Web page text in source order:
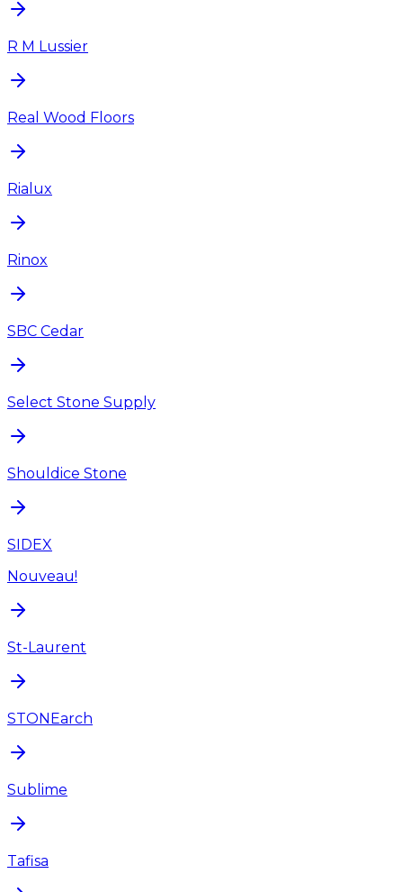
R M Lussier
Real Wood Floors
Rialux
Rinox
SBC Cedar
Select Stone Supply
Shouldice Stone
SIDEX
Nouveau!
St-Laurent
STONEarch
Sublime
Tafisa